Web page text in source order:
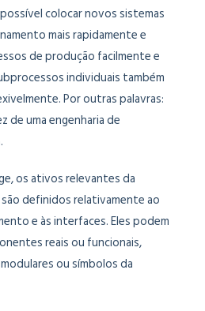
colocar novos sistemas
mais rapidamente e
de produção facilmente e
individuais também
Por outras palavras:
de uma engenharia de
os ativos relevantes da
definidos relativamente ao
e às interfaces. Eles podem
reais ou funcionais,
ou símbolos da